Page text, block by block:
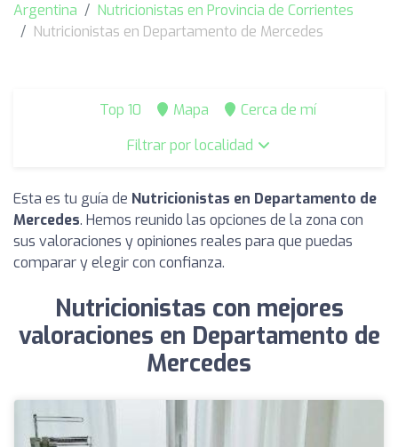
Argentina
Nutricionistas en Provincia de Corrientes
Nutricionistas en Departamento de Mercedes
Top 10 Mapa
Cerca de mí
Filtrar por localidad
Esta es tu guía de Nutricionistas en Departamento de
Mercedes. Hemos reunido las opciones de la zona con
sus valoraciones y opiniones reales para que puedas
comparar y elegir con confianza.
Nutricionistas con mejores
valoraciones en Departamento de
Mercedes